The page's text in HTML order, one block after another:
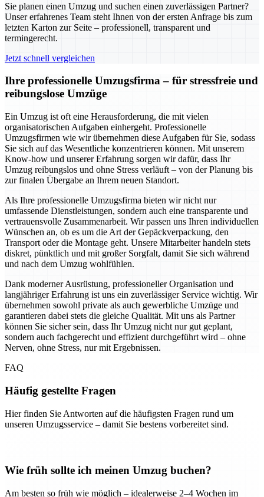
Sie planen einen Umzug und suchen einen zuverlässigen Partner?
Unser erfahrenes Team steht Ihnen von der ersten Anfrage bis zum
letzten Karton zur Seite – professionell, transparent und
termingerecht.
Jetzt schnell vergleichen
Ihre professionelle Umzugsfirma – für stressfreie und
reibungslose Umzüge
Ein Umzug ist oft eine Herausforderung, die mit vielen
organisatorischen Aufgaben einhergeht. Professionelle
Umzugsfirmen wie wir übernehmen diese Aufgaben für Sie, sodass
Sie sich auf das Wesentliche konzentrieren können. Mit unserem
Know-how und unserer Erfahrung sorgen wir dafür, dass Ihr
Umzug reibungslos und ohne Stress verläuft – von der Planung bis
zur finalen Übergabe an Ihrem neuen Standort.
Als Ihre professionelle Umzugsfirma bieten wir nicht nur
umfassende Dienstleistungen, sondern auch eine transparente und
vertrauensvolle Zusammenarbeit. Wir passen uns Ihren individuellen
Wünschen an, ob es um die Art der Gepäckverpackung, den
Transport oder die Montage geht. Unsere Mitarbeiter handeln stets
diskret, pünktlich und mit großer Sorgfalt, damit Sie sich während
und nach dem Umzug wohlfühlen.
Dank moderner Ausrüstung, professioneller Organisation und
langjähriger Erfahrung ist uns ein zuverlässiger Service wichtig. Wir
übernehmen sowohl private als auch gewerbliche Umzüge und
garantieren dabei stets die gleiche Qualität. Mit uns als Partner
können Sie sicher sein, dass Ihr Umzug nicht nur gut geplant,
sondern auch fachgerecht und effizient durchgeführt wird – ohne
Nerven, ohne Stress, nur mit Ergebnissen.
FAQ
Häufig gestellte Fragen
Hier finden Sie Antworten auf die häufigsten Fragen rund um
unseren Umzugsservice – damit Sie bestens vorbereitet sind.
Wie früh sollte ich meinen Umzug buchen?
Am besten so früh wie möglich – idealerweise 2–4 Wochen im